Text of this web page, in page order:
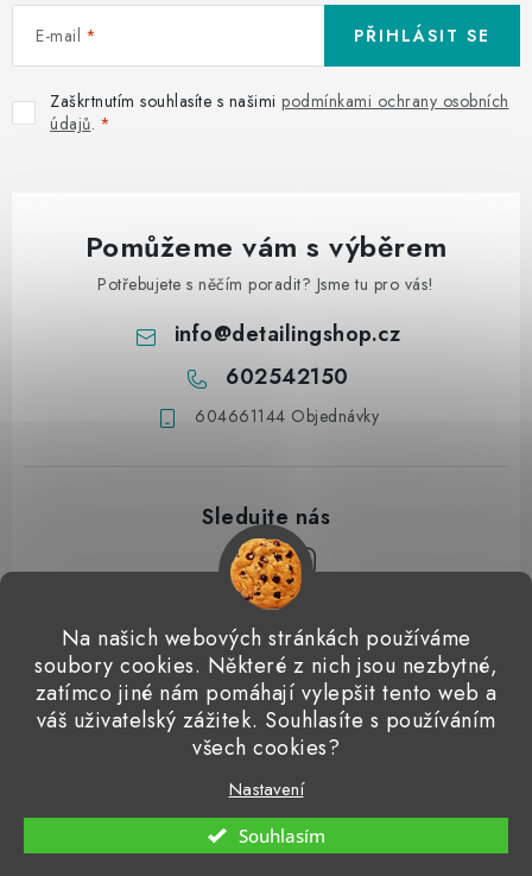
Na našich webových stránkách používáme
soubory cookies. Některé z nich jsou nezbytné,
zatímco jiné nám pomáhají vylepšit tento web a
váš uživatelský zážitek. Souhlasíte s používáním
všech cookies?
Nastavení
Souhlasím
E-mail
Zaškrtnutím souhlasíte s našimi podmínkami ochrany osobních
údajů.
PŘIHLÁSIT SE
Pomůžeme vám s výběrem
Potřebujete s něčím poradit? Jsme tu pro vás!
info@detailingshop.cz
602542150
604661144 Objednávky
Přijímáme online platby
Detailingclub Dodo Juice Gyeon Quartz ValetPRO
Microfiber Madness
Vytvořil Shoptet
Copyright 2026Detailingshop. Všechna práva vyhrazena.